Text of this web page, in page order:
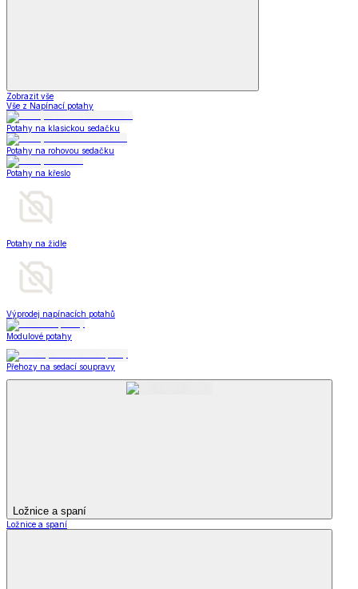
Zobrazit vše
Vše z Napínací potahy
Potahy na klasickou sedačku
Potahy na rohovou sedačku
Potahy na křeslo
Potahy na židle
Výprodej napínacích potahů
Modulové potahy
Přehozy na sedací soupravy
Ložnice a spaní
Ložnice a spaní